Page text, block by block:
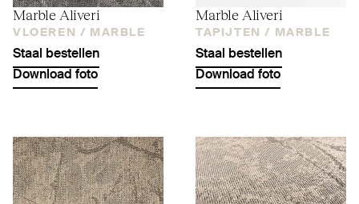
Marble Aliveri
VLOEREN / MARBLE
Staal bestellen
Download foto
Marble Aliveri
TAPIJTEN / MARBLE
Staal bestellen
Download foto